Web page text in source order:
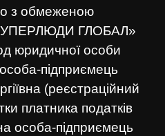
з обмеженою
ГЛОБАЛ»
юридичної особи
підприємець
(реєстраційний
платника податків
особа-підприємець